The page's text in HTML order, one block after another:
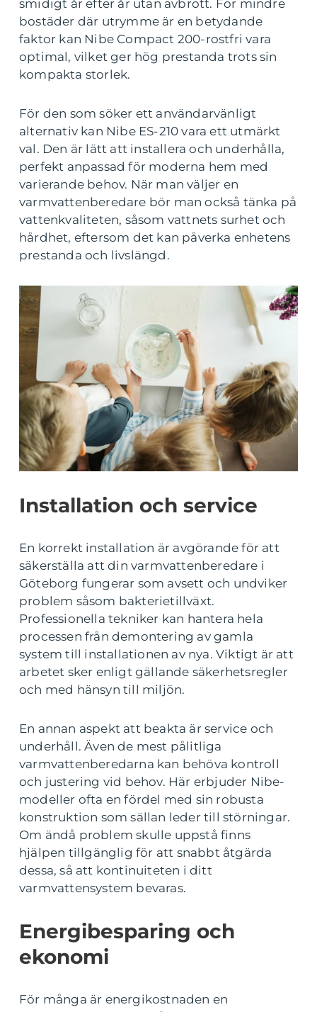
smidigt år efter år utan avbrott. För mindre
bostäder där utrymme är en betydande
faktor kan Nibe Compact 200-rostfri vara
optimal, vilket ger hög prestanda trots sin
kompakta storlek.
För den som söker ett användarvänligt
alternativ kan Nibe ES-210 vara ett utmärkt
val. Den är lätt att installera och underhålla,
perfekt anpassad för moderna hem med
varierande behov. När man väljer en
varmvattenberedare bör man också tänka på
vattenkvaliteten, såsom vattnets surhet och
hårdhet, eftersom det kan påverka enhetens
prestanda och livslängd.
Installation och service
En korrekt installation är avgörande för att
säkerställa att din varmvattenberedare i
Göteborg fungerar som avsett och undviker
problem såsom bakterietillväxt.
Professionella tekniker kan hantera hela
processen från demontering av gamla
system till installationen av nya. Viktigt är att
arbetet sker enligt gällande säkerhetsregler
och med hänsyn till miljön.
En annan aspekt att beakta är service och
underhåll. Även de mest pålitliga
varmvattenberedarna kan behöva kontroll
och justering vid behov. Här erbjuder Nibe-
modeller ofta en fördel med sin robusta
konstruktion som sällan leder till störningar.
Om ändå problem skulle uppstå finns
hjälpen tillgänglig för att snabbt åtgärda
dessa, så att kontinuiteten i ditt
varmvattensystem bevaras.
Energibesparing och
ekonomi
För många är energikostnaden en